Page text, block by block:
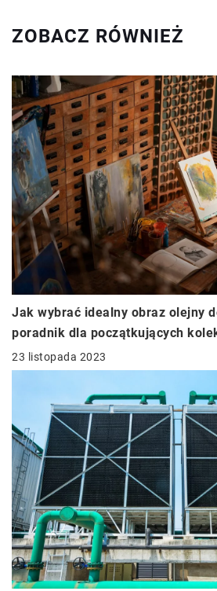
ZOBACZ RÓWNIEŻ
Jak wybrać idealny obraz olejny
poradnik dla początkujących
23 listopada 2023